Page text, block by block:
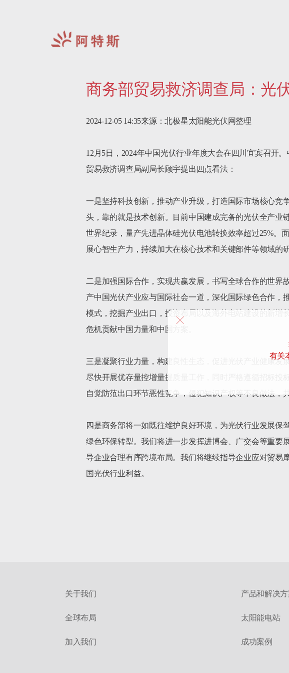
有关
商务部贸易救济调查局：光
2024-12-05 14:35来源：北极星太阳能光伏网整理
12月5日，2024年中国光伏行业年度大会在四川宜宾召开
贸易救济调查局副局长顾宇提出四点看法：
一是坚持科技创新，推动产业升级，打造国际市场核心竞
头，靠的就是技术创新。目前中国建成完备的光伏全产
世界纪录，量产先进晶体硅光伏电池转换效率超过25%。
展心智生产力，持续加大在核心技术和关键部件等领域的
二是加强国际合作，实现共赢发展，书写全球合作的世
产中国光伏产业应与国际社会一道，深化国际绿色合作
模式，挖掘产业出口，投资布局以及海外电站建设的新
危机贡献中国力量和中国方案。
三是凝聚行业力量，构建良性生态，促进光伏产业健康发
尽快开展优存量控增量提质量工作，同时严格遵循招标
自觉防范出口环节恶性竞争，侵犯知识产权等不良做法，
四是商务部将一如既往维护良好环境，为光伏行业发展
绿色环保转型。我们将进一步发挥进博会、广交会等重要
导企业合理有序跨境布局。我们将继续指导企业应对贸
国光伏行业利益。
关于我们 产品和解决
全球布局 太阳能电站
加入我们 成功案例